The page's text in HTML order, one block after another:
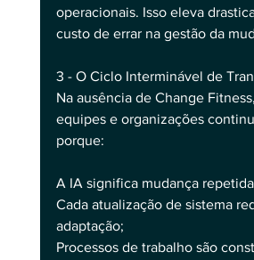
operacionais. Isso eleva
custo de errar na gestão da
3 - O Ciclo Interminável de
Na ausência de Change
equipes e organizações
porque:
A IA significa mudança
Cada atualização de sistema
adaptação;
Processos de trabalho são